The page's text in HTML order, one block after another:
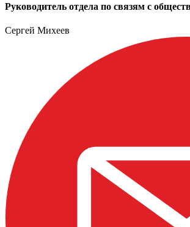
Руководитель отдела по связям с
Сергей Михеев